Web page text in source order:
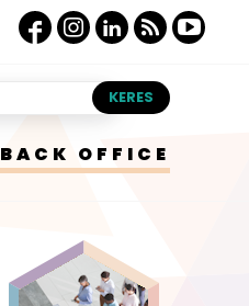
BACK OFFICE